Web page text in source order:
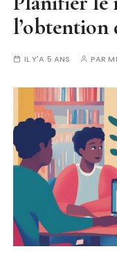
IL Y'A 5 ANS PAR